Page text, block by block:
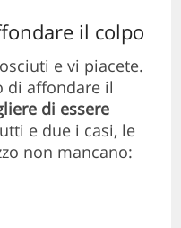
il colpo
e vi piacete.
di affondare il
di essere
e due i casi, le
non mancano: